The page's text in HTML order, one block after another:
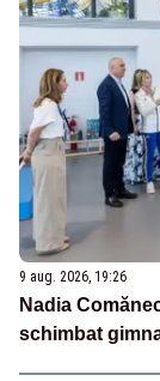
9 aug. 2026, 19:26
Nadia
schimbat